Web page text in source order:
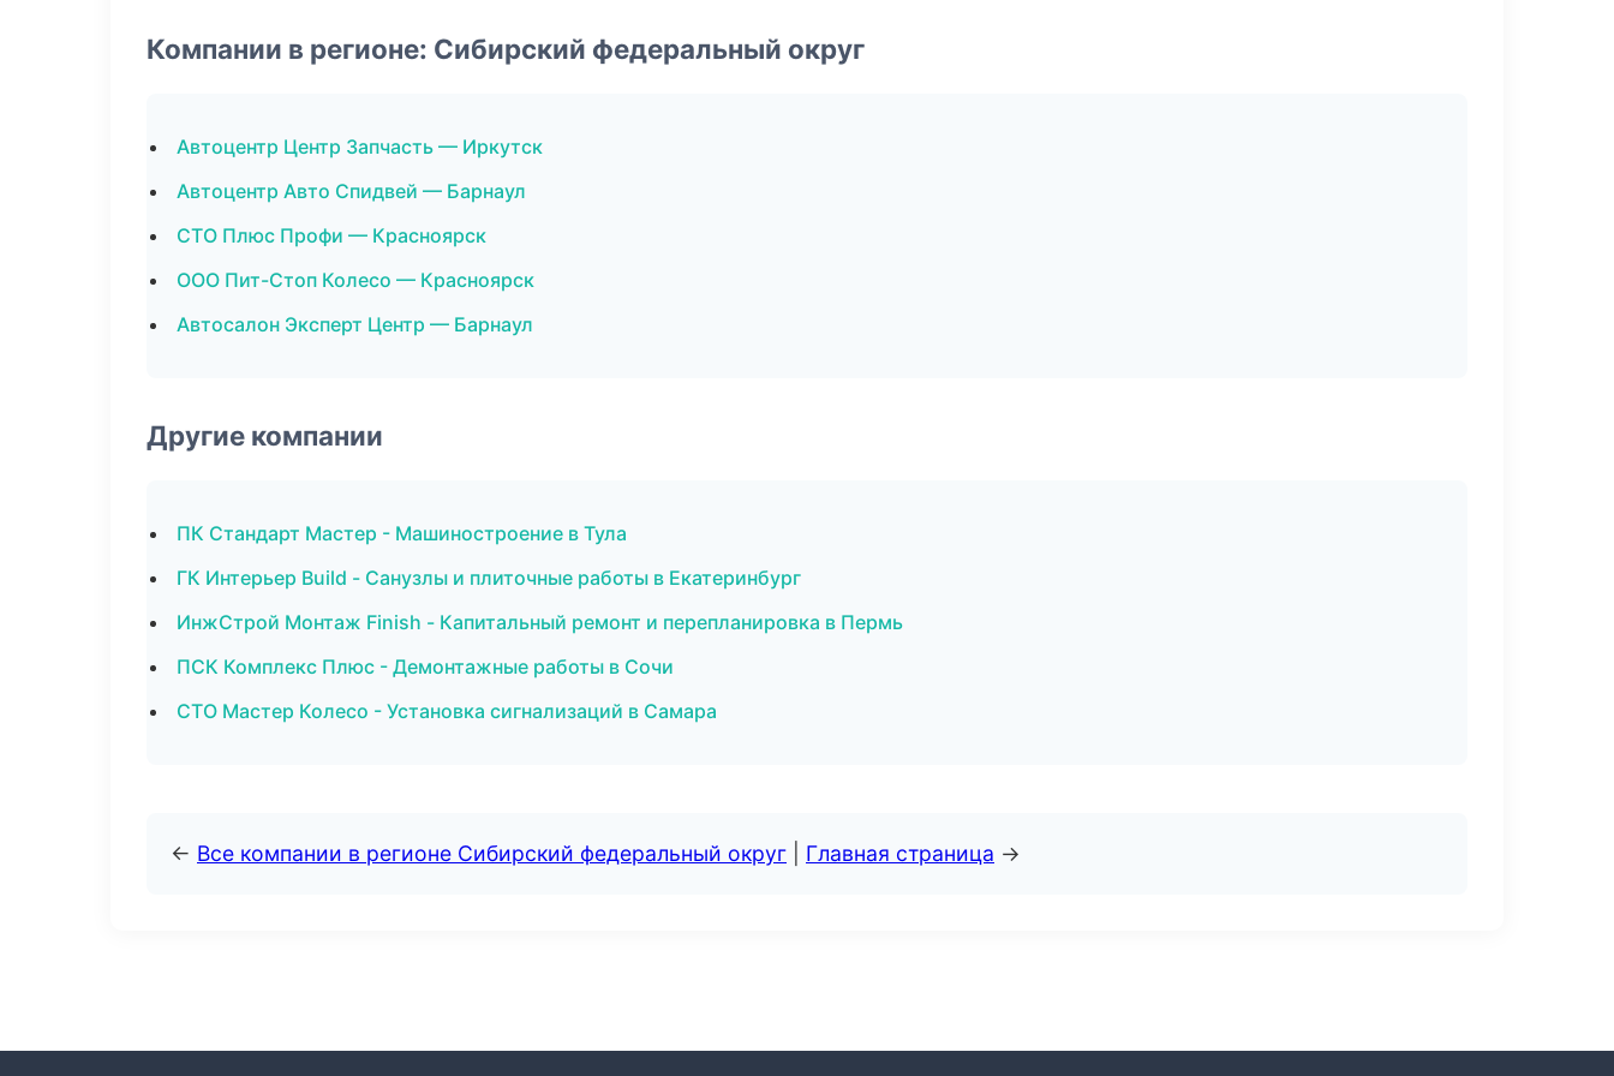
Компании в регионе: Сибирский федеральный округ
Автоцентр Центр Запчасть — Иркутск
Автоцентр Авто Спидвей — Барнаул
СТО Плюс Профи — Красноярск
ООО Пит-Стоп Колесо — Красноярск
Автосалон Эксперт Центр — Барнаул
Другие компании
ПК Стандарт Мастер - Машиностроение в Тула
ГК Интерьер Build - Санузлы и плиточные работы в Екатеринбург
ИнжСтрой Монтаж Finish - Капитальный ремонт и перепланировка в Пермь
ПСК Комплекс Плюс - Демонтажные работы в Сочи
СТО Мастер Колесо - Установка сигнализаций в Самара
← Все компании в регионе Сибирский федеральный округ Главная страница →